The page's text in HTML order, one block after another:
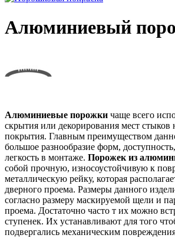
Алюминиевый
Алюминиевые порожки чаще всего
скрытия или декорирования мест стыков
покрытия. Главным преимуществом
большое разнообразие форм,
легкость в монтаже. Порожек из
собой прочную, износоустойчивую к
металлическую рейку, которая
дверного проема. Размеры данного
согласно размеру маскируемой щели и
проема. Достаточно часто т их можно
ступенек. Их устанавливают для того
подвергались механическим